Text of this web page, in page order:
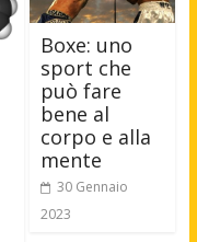
Boxe: uno
sport che
può fare
bene al
corpo e alla
mente
30 Gennaio
2023